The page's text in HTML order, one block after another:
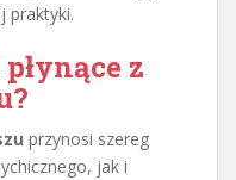
praktyki.
z
przynosi szereg
jak i